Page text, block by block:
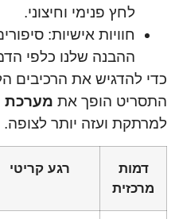
לחץ פנימי וחיצוני.
חוויות אישיות:
ההבנה שלנו כלפי
כדי להדגיש את הרכיבים
התסריט הופך את מערכת
למרתקת ועזה יותר לצופה.
דמות
מרכזית
רגע קריטי